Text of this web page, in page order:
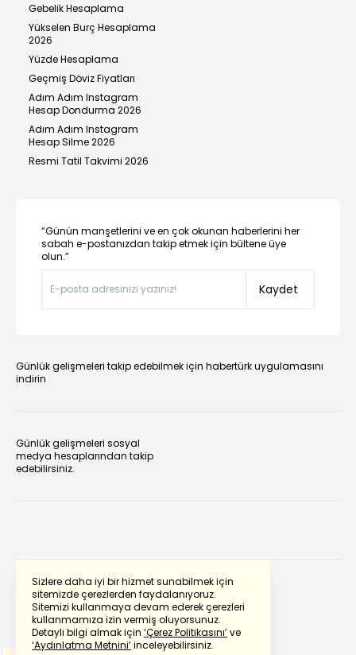
Sizlere daha iyi bir hizmet sunabilmek için
sitemizde çerezlerden faydalanıyoruz.
Sitemizi kullanmaya devam ederek çerezleri
kullanmamıza izin vermiş oluyorsunuz.
Detaylı bilgi almak için ‘Çerez Politikasını’ve
‘Aydınlatma Metnini’inceleyebilirsiniz.
Gebelik Hesaplama
Yükselen Burç Hesaplama
2026
Yüzde Hesaplama
Geçmiş Döviz Fiyatları
Adım Adım Instagram
Hesap Dondurma 2026
Adım Adım Instagram
Hesap Silme 2026
Resmi Tatil Takvimi 2026
“Günün manşetlerini ve en çok okunan haberlerini her
sabah e-postanızdan takip etmek için bültene üye
olun.”
Kaydet
Günlük gelişmeleri takip edebilmek için habertürk uygulamasını
indirin
Günlük gelişmeleri sosyal
medya hesaplarından takip
edebilirsiniz.
Powered by Translate